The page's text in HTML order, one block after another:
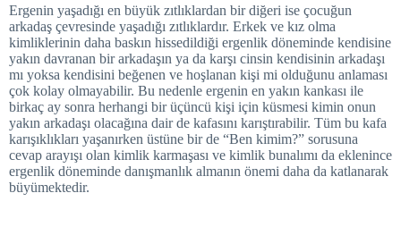
Ergenin yaşadığı en büyük zıtlıklardan bir diğeri ise çocuğun
arkadaş çevresinde yaşadığı zıtlıklardır. Erkek ve kız olma
kimliklerinin daha baskın hissedildiği ergenlik döneminde kendisine
yakın davranan bir arkadaşın ya da karşı cinsin kendisinin arkadaşı
mı yoksa kendisini beğenen ve hoşlanan kişi mi olduğunu anlaması
çok kolay olmayabilir. Bu nedenle ergenin en yakın kankası ile
birkaç ay sonra herhangi bir üçüncü kişi için küsmesi kimin onun
yakın arkadaşı olacağına dair de kafasını karıştırabilir. Tüm bu kafa
karışıklıkları yaşanırken üstüne bir de “Ben kimim?” sorusuna
cevap arayışı olan kimlik karmaşası ve kimlik bunalımı da eklenince
ergenlik döneminde danışmanlık almanın önemi daha da katlanarak
büyümektedir.